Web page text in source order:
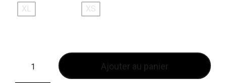
XL
XS
Ajouter au panier